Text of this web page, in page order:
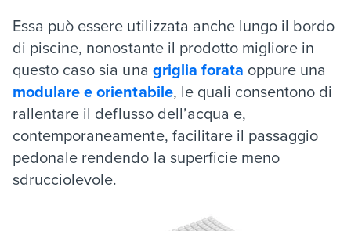
Essa può essere utilizzata anche lungo il bordo
di piscine, nonostante il prodotto migliore in
questo caso sia una griglia forata oppure una
modulare e orientabile, le quali consentono di
rallentare il deflusso dell’acqua e,
contemporaneamente, facilitare il passaggio
pedonale rendendo la superficie meno
sdrucciolevole.